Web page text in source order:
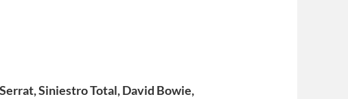
Serrat, Siniestro Total, David Bowie,